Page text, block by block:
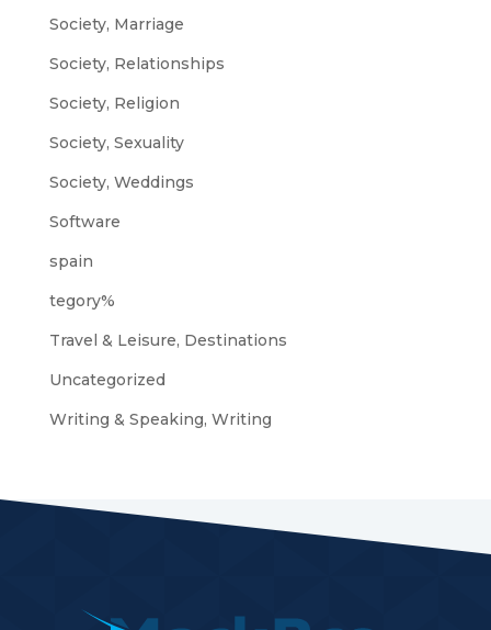
Society, Marriage
Society, Relationships
Society, Religion
Society, Sexuality
Society, Weddings
Software
spain
tegory%
Travel & Leisure, Destinations
Uncategorized
Writing & Speaking, Writing